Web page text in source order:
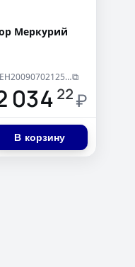
Меркурий
Артикул: КОНЦЕН20090702125812⧉
034 22₽
В корзину